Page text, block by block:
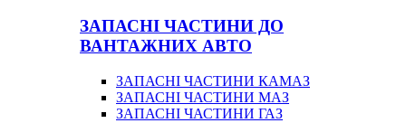
ЗАПАСНІ ЧАСТИНИ ДО
ВАНТАЖНИХ АВТО
ЗАПАСНІ ЧАСТИНИ КАМАЗ
ЗАПАСНІ ЧАСТИНИ МАЗ
ЗАПАСНІ ЧАСТИНИ ГАЗ